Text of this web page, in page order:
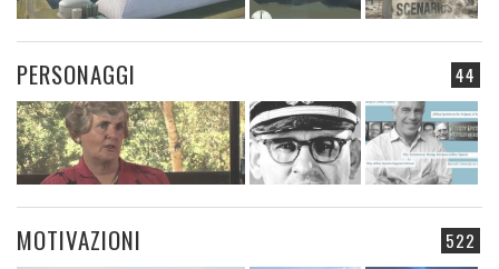
44
PERSONAGGI
522
MOTIVAZIONI